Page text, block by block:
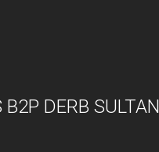
DERB SULTAN